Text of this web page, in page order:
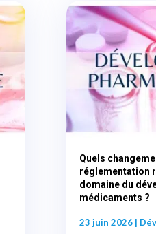
Quels
réglementation
domaine du
médicaments ?
23 juin 2026|